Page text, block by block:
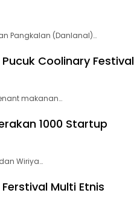
Pangkalan (Danlanal)…
Coolinary Festival
makanan…
1000 Startup
Wiriya…
Multi Etnis